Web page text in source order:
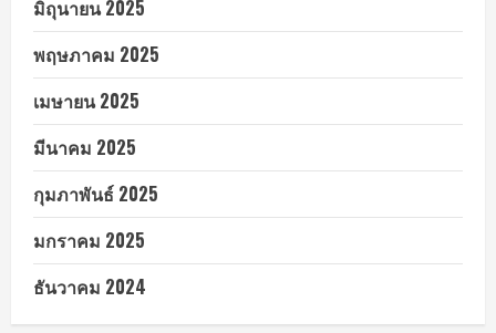
มิถุนายน 2025
พฤษภาคม 2025
เมษายน 2025
มีนาคม 2025
กุมภาพันธ์ 2025
มกราคม 2025
ธันวาคม 2024